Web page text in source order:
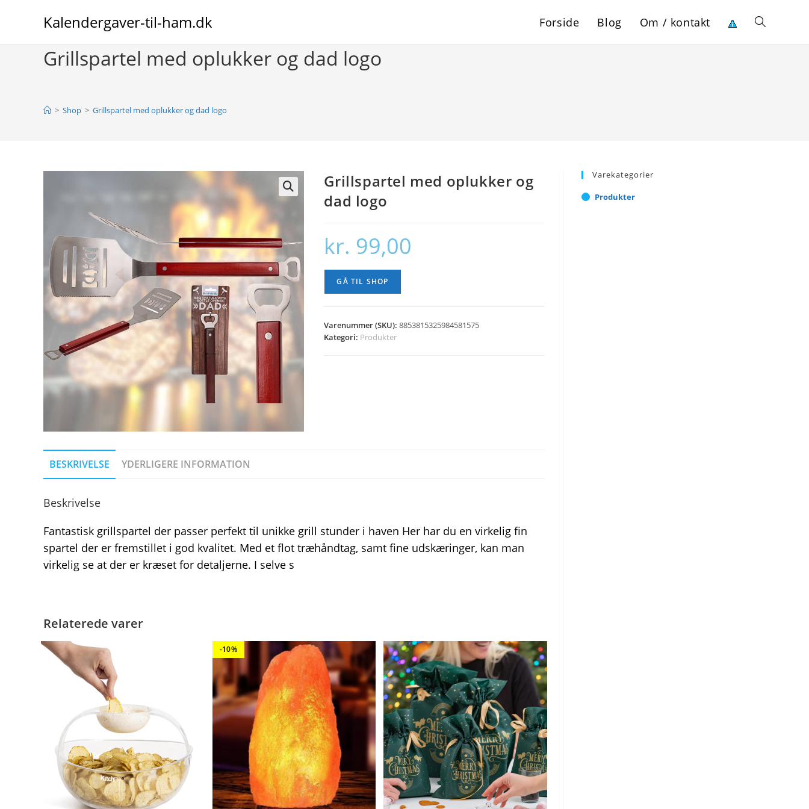
Kalendergaver-til-ham.dk Forside Blog Om / kontakt Toggle
Grillspartel med oplukker og dad logo
> Shop > Grillspartel med oplukker og dad logo
🔍
Grillspartel med oplukker og
dad logo
kr. 99,00
GÅ TIL SHOP
Varenummer (SKU):8853815325984581575
Kategori: Produkter
BESKRIVELSE YDERLIGERE INFORMATION
Beskrivelse
Fantastisk grillspartel der passer perfekt til unikke grill stunder i haven Her har du en virkelig fin
spartel der er fremstillet i god kvalitet. Med et flot træhåndtag, samt fine udskæringer, kan man
virkelig se at der er kræset for detaljerne. I selve s
Relaterede varer
-10%
Varekategorier
Produkter